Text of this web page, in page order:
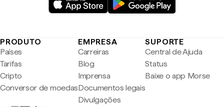
PRODUTO
Países
Tarifas
Cripto
Conversor de moedas
EMPRESA
Carreiras
Blog
Imprensa
Documentos legais
Divulgações
SUPORTE
Central de Ajuda
Status
Baixe o app Morse